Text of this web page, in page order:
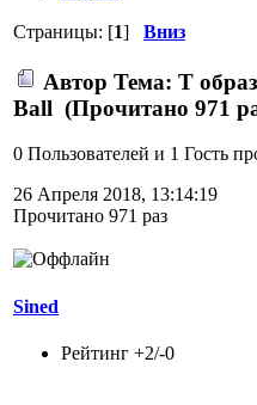
Страницы: [1] Вниз
Автор Тема: Т
Ball (Прочитано 971
0 Пользователей и 1 Гость
26 Апреля 2018, 13:14:19
Прочитано 971 раз
Sined
Рейтинг +2/-0